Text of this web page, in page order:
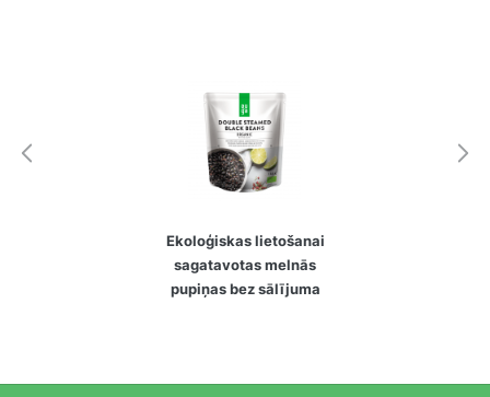
Ekoloģiskas lietošanai
sagatavotas melnās
pupiņas bez sālījuma